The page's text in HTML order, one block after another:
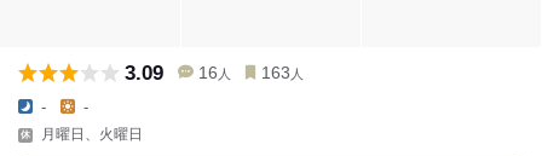
3.09 16 人 163 人
- -
月曜日、火曜日